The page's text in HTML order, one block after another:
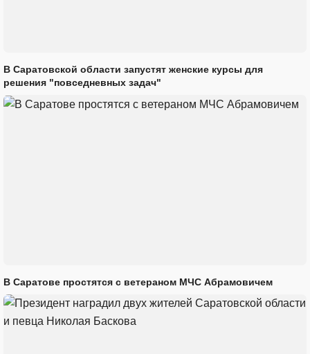
В Саратовской области запустят женские курсы для
решения "повседневных задач"
В Саратове простятся с ветераном МЧС Абрамовичем